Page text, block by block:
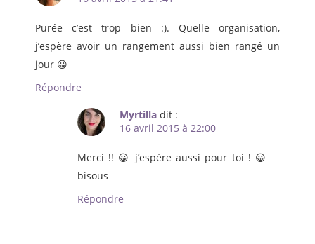
Purée c’est trop bien :). Quelle organisation,
j’espère avoir un rangement aussi bien rangé un
jour 😀
Répondre
Myrtilla dit :
16 avril 2015 à 22:00
Merci !! 😀 j’espère aussi pour toi ! 😀
bisous
Répondre